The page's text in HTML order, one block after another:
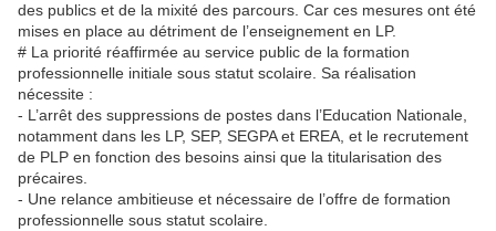
des publics et de la mixité des parcours. Car ces mesures ont été
mises en place au détriment de l’enseignement en LP.
# La priorité réaffirmée au service public de la formation
professionnelle initiale sous statut scolaire. Sa réalisation
nécessite :
- L’arrêt des suppressions de postes dans l’Education Nationale,
notamment dans les LP, SEP, SEGPA et EREA, et le recrutement
de PLP en fonction des besoins ainsi que la titularisation des
précaires.
- Une relance ambitieuse et nécessaire de l’offre de formation
professionnelle sous statut scolaire.